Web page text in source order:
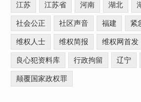
江苏 江苏省 河南 湖北
社会公正 社区声音 福建 紧
维权人士 维权简报 维权网首发
良心犯资料库 行政拘留 辽宁
颠覆国家政权罪